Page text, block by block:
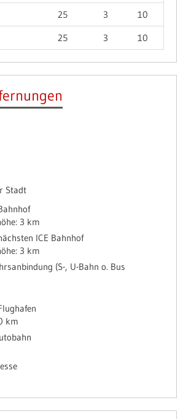
25 3
10
25 3 10
Stadt
3 km
ICE Bahnhof
3 km
(S-, U-Bahn o. Bus
km